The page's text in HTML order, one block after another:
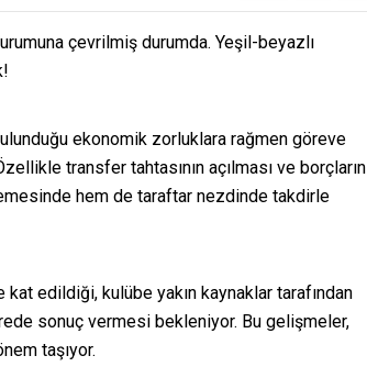
çevrilmiş durumda. Yeşil-beyazlı
ekonomik zorluklara rağmen göreve
transfer tahtasının açılması ve borçların
hem de taraftar nezdinde takdirle
edildiği, kulübe yakın kaynaklar tarafından
sonuç vermesi bekleniyor. Bu gelişmeler,
taşıyor.